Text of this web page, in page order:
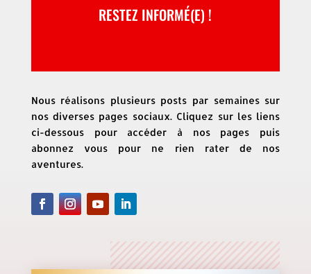
RESTEZ INFORMÉ(E) !
Nous réalisons plusieurs posts par semaines sur
nos diverses pages sociaux. Cliquez sur les liens
ci-dessous pour accéder à nos pages puis
abonnez vous pour ne rien rater de nos
aventures.